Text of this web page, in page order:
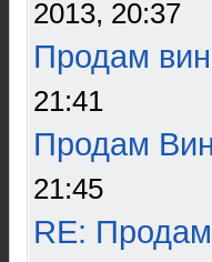
2013, 20:37
Продам
21:41
Продам
21:45
RE: